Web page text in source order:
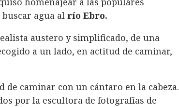
agua al río Ebro.
austero y simplificado, de una
a un lado, en actitud de caminar,
caminar con un cántaro en la cabeza.
por la escultora de fotografías de